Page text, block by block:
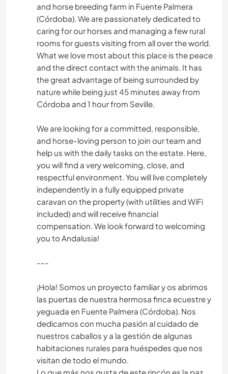
and horse breeding farm in Fuente Palmera
(Córdoba). We are passionately dedicated to
caring for our horses and managing a few rural
rooms for guests visiting from all over the world.
​What we love most about this place is the peace
and the direct contact with the animals. It has
the great advantage of being surrounded by
nature while being just 45 minutes away from
Córdoba and 1 hour from Seville.
​We are looking for a committed, responsible,
and horse-loving person to join our team and
help us with the daily tasks on the estate. Here,
you will find a very welcoming, close, and
respectful environment. You will live completely
independently in a fully equipped private
caravan on the property (with utilities and WiFi
included) and will receive financial
compensation. We look forward to welcoming
you to Andalusia!
---
​¡Hola! Somos un proyecto familiar y os abrimos
las puertas de nuestra hermosa finca ecuestre y
yeguada en Fuente Palmera (Córdoba). Nos
dedicamos con mucha pasión al cuidado de
nuestros caballos y a la gestión de algunas
habitaciones rurales para huéspedes que nos
visitan de todo el mundo.